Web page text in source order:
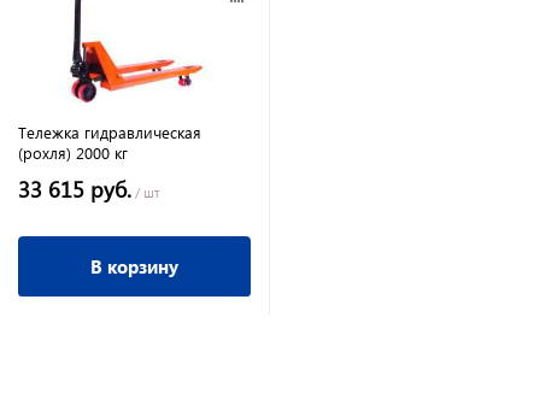
Тележка гидравлическая
(рохля) 2000 кг
33 615 руб. / шт
В корзину